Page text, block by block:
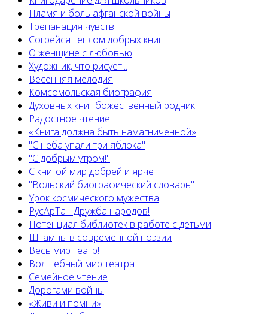
Пламя и боль афганской войны
Трепанация чувств
Согрейся теплом добрых книг!
О женщине с любовью
Художник, что рисует...
Весенняя мелодия
Комсомольская биография
Духовных книг божественный родник
Радостное чтение
«Книга должна быть намагниченной»
"С неба упали три яблока"
"С добрым утром!"
С книгой мир добрей и ярче
"Вольский биографический словарь"
Урок космического мужества
РусАрТа - Дружба народов!
Потенциал библиотек в работе с детьми
Штампы в современной поэзии
Весь мир театр!
Волшебный мир театра
Семейное чтение
Дорогами войны
«Живи и помни»